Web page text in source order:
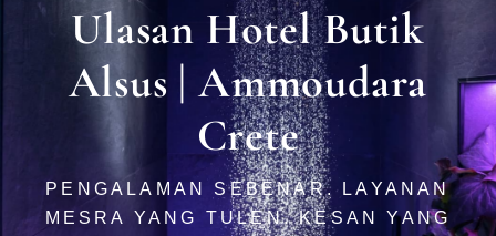
Ulasan Hotel Butik
Alsus | Ammoudara
Crete
PENGALAMAN SEBENAR. LAYANAN
MESRA YANG TULEN. KESAN YANG